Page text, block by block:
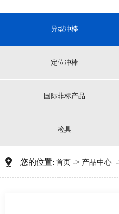
异型冲棒
定位冲棒
国际非标产品
检具
您的位置: 首页 -> 产品中心